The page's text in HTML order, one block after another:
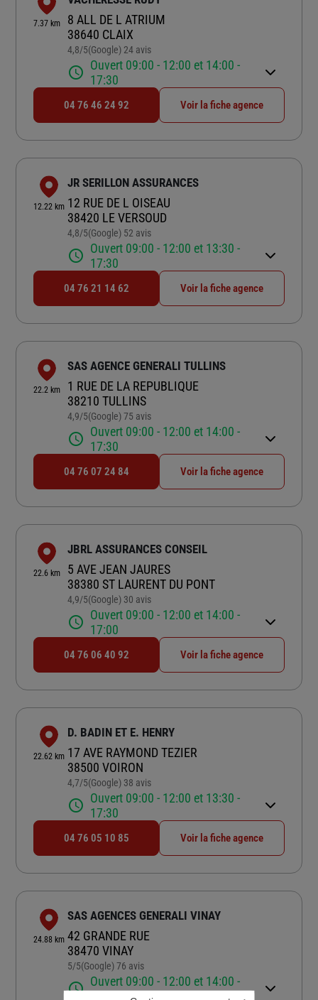
7.37 km
8 ALL DE L ATRIUM
38640 CLAIX
4,8/5Note de 4.8 sur 5
(Google) 24 avis
Ouvert 09:00 - 12:00 et 14:00 -
17:30
04 76 46 24 92 Voir la fiche agence
12.22 km
JR SERILLON ASSURANCES
12 RUE DE L OISEAU
38420 LE VERSOUD
4,8/5Note de 4.8 sur 5
(Google) 52 avis
Ouvert 09:00 - 12:00 et 13:30 -
17:30
04 76 21 14 62 Voir la fiche agence
22.2 km
SAS AGENCE GENERALI TULLINS
1 RUE DE LA REPUBLIQUE
38210 TULLINS
4,9/5Note de 4.9 sur 5
(Google) 75 avis
Ouvert 09:00 - 12:00 et 14:00 -
17:30
04 76 07 24 84 Voir la fiche agence
22.6 km
JBRL ASSURANCES CONSEIL
5 AVE JEAN JAURES
38380 ST LAURENT DU PONT
4,9/5Note de 4.9 sur 5
(Google) 30 avis
Ouvert 09:00 - 12:00 et 14:00 -
17:00
04 76 06 40 92 Voir la fiche agence
22.62 km
D. BADIN ET E. HENRY
17 AVE RAYMOND TEZIER
38500 VOIRON
4,7/5Note de 4.7 sur 5
(Google) 38 avis
Ouvert 09:00 - 12:00 et 13:30 -
17:30
04 76 05 10 85 Voir la fiche agence
24.88 km
SAS AGENCES GENERALI VINAY
42 GRANDE RUE
38470 VINAY
5/5Note de 5 sur 5
(Google) 76 avis
Ouvert 09:00 - 12:00 et 14:00 -